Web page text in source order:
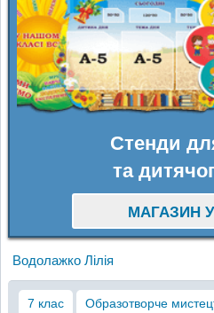
Стенди
та
МАГАЗИН
Водолажко Лілія
7 клас Образотворче